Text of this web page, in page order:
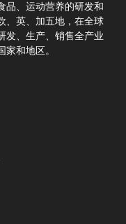
品、运动营养的研发和
、英、加五地，在全球
发、生产、销售全产业
和地区。